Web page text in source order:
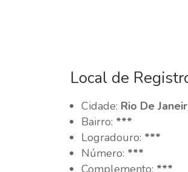
Local de
Cidade: Rio De
Bairro: ***
Logradouro: ***
Número: ***
Complemento: ***